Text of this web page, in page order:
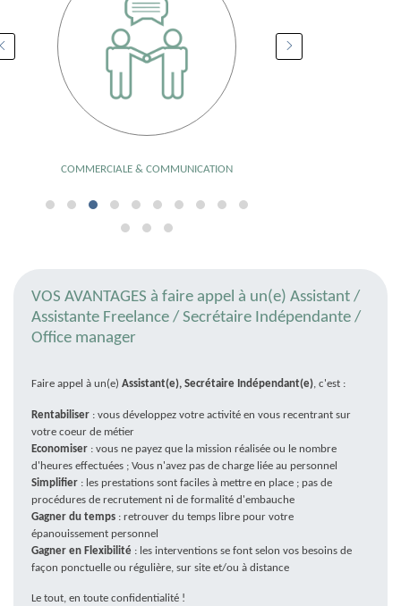
COMMERCIALE & COMMUNICATION
VOS AVANTAGES à faire appel à un(e) Assistant /
Assistante Freelance / Secrétaire Indépendante /
Office manager
Faire appel à un(e) Assistant(e), Secrétaire Indépendant(e), c'est :
Rentabiliser : vous développez votre activité en vous recentrant sur
votre coeur de métier
Economiser : vous ne payez que la mission réalisée ou le nombre
d'heures effectuées ; Vous n'avez pas de charge liée au personnel
Simplifier : les prestations sont faciles à mettre en place ; pas de
procédures de recrutement ni de formalité d'embauche
Gagner du temps : retrouver du temps libre pour votre
épanouissement personnel
Gagner en Flexibilité : les interventions se font selon vos besoins de
façon ponctuelle ou régulière, sur site et/ou à distance
Le tout, en toute confidentialité !